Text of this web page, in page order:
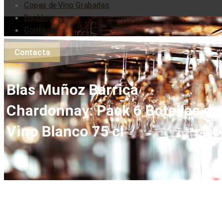
Copas de Vino Grabadas
Enoblog
Contacta
Contacta
Blas Muñoz Barrica
Chardonnay: Pack 6 Botellas de
Vino Blanco 75 cl